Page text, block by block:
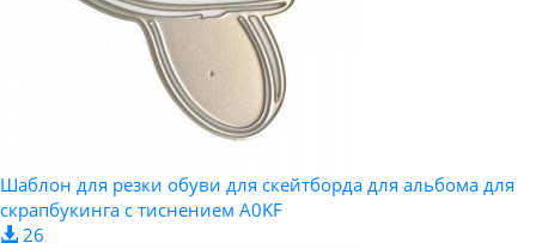
Шаблон для резки обуви для скейтборда для альбома для
скрапбукинга с тиснением A0KF
26